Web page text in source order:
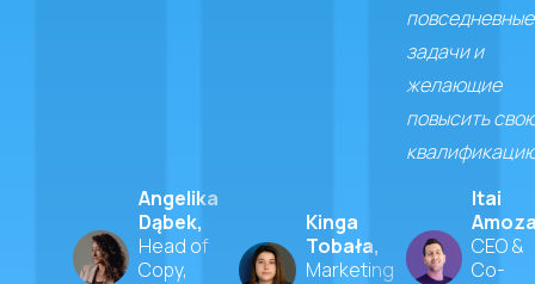
Angelika
Dąbek,
Head of
Copy,
Kinga
Tobała,
Marketing
повседневные
задачи и
желающие
повысить
Itai
CEO &
Co-